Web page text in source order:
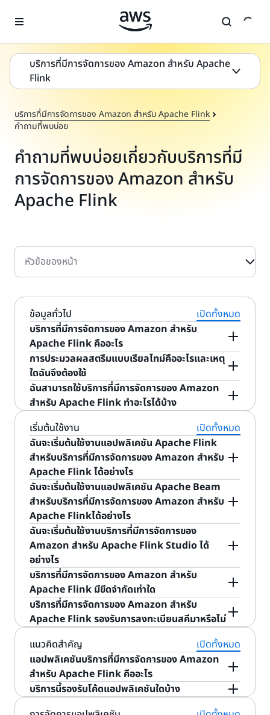
บริการที่มีการจัดการของ Amazon สำหรับ Apache
Flink
บริการที่มีการจัดการของ Amazon สำหรับ Apache Flink
คำถามที่พบบ่อย
คําถามที่พบบ่อยเกี่ยวกับบริการที่มี
การจัดการของ Amazon สำหรับ
Apache Flink
หัวข้อของหน้า
ข้อมูลทั่วไป
เปิดทั้งหมด
บริการที่มีการจัดการของ Amazon สำหรับ
Apache Flink คืออะไร
คุณสามารถใช้บริการที่มีการจัดการของ Amazon
สำหรับ Apache Flink เพื่อแปลงและวิเคราะห์ข้อมูลกา
รสตรีมได้แบบเรียลไทม์ด้วย Apache Flink Apache
Flink เป็นเฟรมเวิร์กและเอนจิ้นโอเพนซอร์สสําหรับ
ประมวลผล Data Stream บริการที่มีการจัดการของ
Amazon สำหรับ Apache Flink ช่วยลดความซับซ้อน
ในการสร้าง จัดการ และผสานรวมแอปพลิเคชัน
Apache Flink เข้ากับบริการอื่นๆ ของ AWS
บริการที่มีการจัดการของ Amazon สำหรับ Apache
Flink จะดูแลทุกอย่างที่จําเป็นในการเรียกใช้
แอปพลิเคชันการสตรีมอย่างต่อเนื่องและปรับขนาดโดย
อัตโนมัติเพื่อให้ตรงกับปริมาณและปริมาณการประมวล
ผลของข้อมูลขาเข้าของคุณ เมื่อใช้บริการที่มีการจัดการ
ของ Amazon สำหรับ Apache Flink จะไม่มีเซิร์ฟเวอร์
ที่ต้องจัดการ ไม่มีค่าธรรมเนียมขั้นต่ำหรือค่าติดตั้ง และ
คุณจะจ่ายเฉพาะทรัพยากรที่แอปพลิเคชันการสตรีมของ
คุณใช้เท่านั้น
การประมวลผลสตรีมแบบเรียลไทม์คืออะไรและเหตุ
ใดฉันจึงต้องใช้
บริษัทต่างๆ นำเข้าข้อมูลได้เร็วกว่าที่เคย เนื่องจากแหล่ง
ที่มาของข้อมูลแบบเรียลไทม์มีการเติบโตอย่างก้าว
บนมือถือและบนเว็บ ข้อมูลการซื้อจากแพลตฟอร์ม
อีคอมเมิร์ซ หรือข้อมูลเซ็นเซอร์จากอุปกรณ์ IoT การนำ
เข้าข้อมูลแบบเรียลไทม์ช่วยให้คุณทราบว่าลูกค้า องค์กร
และธุรกิจของคุณกำลังทำอะไรอยู่ในขณะนี้
ฉันสามารถใช้บริการที่มีการจัดการของ Amazon
สำหรับ Apache Flink ทำอะไรได้บ้าง
คุณสามารถใช้บริการที่มีการจัดการของ Amazon
สำหรับ Apache Flink ได้ในกรณีการใช้งานที่หลาก
หลายเพื่อประมวลผลข้อมูลอย่างต่อเนื่อง รับข้อมูลเชิง
ลึกในไม่กี่วินาทีหรือนาที แทนที่จะต้องรอเป็นวันหรือเป็น
สัปดาห์ บริการที่มีการจัดการของ Amazon สำหรับ
Apache Flink ช่วยให้คุณสร้างแอปพลิเคชันประมวลผล
สตรีมแบบครบวงจรได้อย่างรวดเร็วสำหรับการวิเคราะห์
ข้อมูลบันทึก, การวิเคราะห์คลิกสตรีม, Internet of
Things (IoT), เทคโนโลยีโฆษณา, เกม และอื่นๆ กรณี
การใช้งานที่พบบ่อยที่สุด 4 อย่าง ได้แก่ การสตรีม
Extract-Transform-Load (ETL), การสร้างตัววัด
อย่างต่อเนื่อง, การวิเคราะห์แบบเรียลไทม์เชิงตอบสนอง
และการสืบค้น Data Stream เชิงโต้ตอบ
การสตรีมมิง ETL
เมื่อใช้แอปพลิเคชันการสตรีม ETL คุณจะสามารถล้าง
เสริมประสิทธิภาพ จัดระเบียบ และแปลงข้อมูลดิบก่อนที่
จะโหลด Data Lake หรือคลังข้อมูลแบบเรียลไทม์ ซึ่งจะ
ช่วยลดหรือไม่ต้องใช้ขั้นตอน ETL แบบแบตช์ได้
แอปพลิเคชันเหล่านี้สามารถบัฟเฟอร์บันทึกขนาดเล็กให้
เริ่มต้นใช้งาน
เปิดทั้งหมด
ฉันจะเริ่มต้นใช้งานแอปพลิเคชัน Apache Flink
สําหรับบริการที่มีการจัดการของ Amazon สำหรับ
Apache Flink ได้อย่างไร
ลงชื่อเข้าใช้ในคอนโซลบริการที่มีการจัดการของ
Amazon สำหรับ Apache Flink และสร้างแอปพลิเคชัน
การประมวลผลสตรีมใหม่ คุณยังสามารถใช้ AWS CLI
และ AWS SDK ได้อีกด้วย เมื่อคุณสร้างแอปพลิเคชัน
แล้ว ให้ไปที่สภาพแวดล้อมการพัฒนาแบบผสานรวมที่
คุณต้องการ แล้วเชื่อมต่อกับ AWS และติดตั้งไลบรารี
Apache Flink แบบโอเพนซอร์สและ AWS SDK ใน
ภาษาที่คุณเลือก Apache Flink เป็นเฟรมเวิร์กและเอน
จิ้นโอเพนซอร์สสําหรับประมวลผล Data Stream และ
AWS SDK ไลบรารีที่ขยายได้ประกอบด้วยตัวดำเนินการ
ประมวลผลสตรีมที่สร้างไว้ล่วงหน้ามากกว่า 25 ตัว เช่น
วินโดว์และการรวม และการผสานรวมบริการของ AWS
เช่น Amazon MSK, Amazon Kinesis Data
Streams, Amazon DynamoDB และ Amazon
Kinesis Data Firehose เมื่อสร้างแล้ว ให้อัปโหลดโค้ด
ฉันจะเริ่มต้นใช้งานแอปพลิเคชัน Apache Beam
สำหรับบริการที่มีการจัดการของ Amazon สำหรับ
Apache Flinkได้อย่างไร
การใช้ Apache Beam เพื่อสร้างแอปพลิเคชันบริการที่
มีการจัดการของ Amazon สำหรับ Apache Flink นั้น
คล้ายกับการเริ่มต้นใช้งาน Apache Flink เป็นอย่าง
มาก คุณสามารถทําตามคําแนะนําในคําถามข้างต้น
ตรวจสอบว่าคุณได้ติดตั้งส่วนประกอบที่จำเป็นสำหรับ
แอปพลิเคชันเพื่อทำงานบน Apache Beam แล้ว โดย
ทำตามคำแนะนำในคู่มือนักพัฒนา โปรดทราบว่าบริการที่
มีการจัดการของ Amazon สำหรับ Apache Flink จะ
รองรับ Java SDK เมื่อทำงานบน Apache Beam
เท่านั้น
ฉันจะเริ่มต้นใช้งานบริการที่มีการจัดการของ
Amazon สำหรับ Apache Flink Studio ได้
อย่างไร
คุณสามารถเริ่มต้นใช้งานได้จากคอนโซลบริการที่มีการ
จัดการของ Amazon สำหรับ Apache Flink และสร้าง
โน้ตบุ๊ก Studio ใหม่ เมื่อเริ่มสร้างโน้ตบุ๊ก คุณจะสามารถ
เปิดใน Apache Zeppelin เพื่อเขียนโค้ดในภาษา SQL,
Python หรือ Scala ได้ทันที คุณสามารถพัฒนา
แอปพลิเคชันเชิงโต้ตอบได้โดยใช้อินเทอร์เฟซโน้ตบุ๊ก
สำหรับ Amazon Kinesis Data Streams, Amazon
MSK และ Amazon S3 โดยใช้การผสานรวมที่มีอยู่ใน
ตัวและแหล่งที่มาและปลายทางอื่นๆ ที่รองรับ Apache
Flink ด้วยตัวเชื่อมต่อแบบกำหนดเอง คุณสามารถใช้ตัว
บริการที่มีการจัดการของ Amazon สำหรับ
Apache Flink มีขีดจํากัดเท่าใด
บริการที่มีการจัดการของ Amazon สำหรับ Apache
Flink ปรับขนาดแอปพลิเคชันของคุณได้อย่างยืดหยุ่น
ความซับซ้อนในการสืบค้นสำหรับสถานการณ์ส่วนใหญ่
หากต้องการข้อมูลโดยละเอียดเกี่ยวกับขีดจำกัดในการ
ให้บริการของแอปพลิเคชัน Apache Flink โปรดไปที่
หัวข้อ “ขีดจำกัด” ในคู่มือนักพัฒนาเกี่ยวกับบริการที่มี
การจัดการของ Amazon สำหรับ Apache Flink
บริการที่มีการจัดการของ Amazon สำหรับ
Apache Flink รองรับการลงทะเบียนสคีมาหรือไม่
รองรับ เมื่อใช้ Apache Flink DataStream
Connectors แอปพลิเคชันบริการที่มีการจัดการของ
Amazon สำหรับ Apache Flink จะสามารถใช้ AWS
Glue Schema Registry ซึ่งเป็นคุณสมบัติแบบไม่ต้อง
ใช้เซิร์ฟเวอร์ของ AWS Glu ได้ คุณสามารถผสานรวม
แนวคิดสำคัญ
เปิดทั้งหมด
แอปพลิเคชันบริการที่มีการจัดการของ Amazon
สำหรับ Apache Flink คืออะไร
แอปพลิเคชันคือเอนทิตีบริการที่มีการจัดการของ
บริการนี้รองรับโค้ดแอปพลิเคชันใดบ้าง